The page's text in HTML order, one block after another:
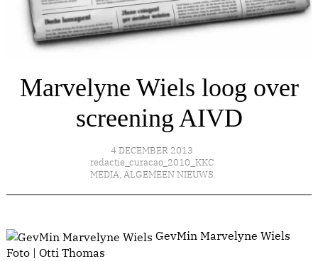
Marvelyne Wiels loog over
screening AIVD
4 DECEMBER 2013
redactie_curacao_2010_KKC
MEDIA, ALGEMEEN NIEUWS
GevMin Marvelyne Wiels
Foto | Otti Thomas